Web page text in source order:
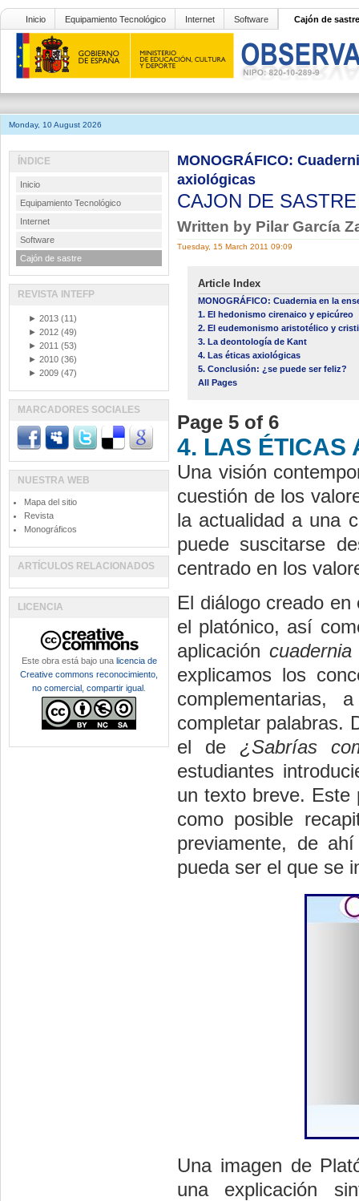
Inicio Equipamiento Tecnológico Internet Software Cajón de sastre
Monday, 10 August 2026
MONOGRÁFICO:
axiológicas
CAJON DE
Written by Pilar García
Tuesday, 15 March 2011 09:09
Article Index
MONOGRÁFICO: Cuadernia en la
1. El hedonismo cirenaico y epicúreo
2. El eudemonismo aristotélico y
3. La deontología de Kant
4. Las éticas axiológicas
5. Conclusión: ¿se puede ser feliz?
All Pages
Page 5 of 6
4. LAS ÉTICAS
Una visión
cuestión de los
la actualidad a una
puede suscitarse
centrado en los
El diálogo creado
el platónico, así
aplicación
explicamos los
complementarias,
completar palabras.
el de ¿Sabrías
estudiantes
un texto breve. Este
como posible
previamente, de
pueda ser el que se
Una imagen de
una explicación
ÍNDICE
Inicio
Equipamiento Tecnológico
Internet
Software
Cajón de sastre
REVISTA INTEFP
► 2013 (11)
► 2012 (49)
► 2011 (53)
► 2010 (36)
► 2009 (47)
MARCADORES SOCIALES
NUESTRA WEB
Mapa del sitio
Revista
Monográficos
ARTÍCULOS RELACIONADOS
LICENCIA
Este obra está bajo una licencia de
Creative commons reconocimiento,
no comercial, compartir igual